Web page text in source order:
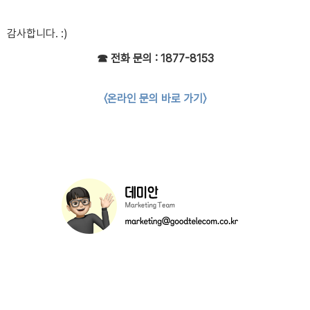
감사합니다. :)
☎ 전화 문의 : 1877-8153
〈온라인 문의 바로 가기〉